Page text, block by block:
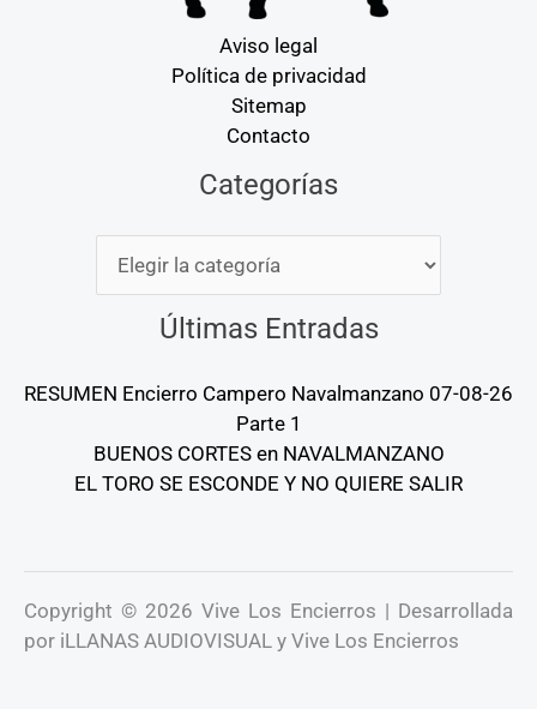
Aviso legal
Política de privacidad
Sitemap
Contacto
Categorías
Últimas Entradas
RESUMEN Encierro Campero Navalmanzano 07-08-26
Parte 1
BUENOS CORTES en NAVALMANZANO
EL TORO SE ESCONDE Y NO QUIERE SALIR
Copyright © 2026 Vive Los Encierros | Desarrollada
por iLLANAS AUDIOVISUAL y Vive Los Encierros